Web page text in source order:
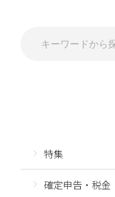
特集
確定申告・税金